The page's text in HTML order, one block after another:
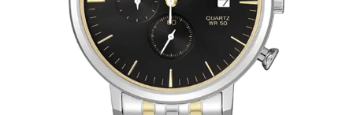
Каталог
Мужские часы